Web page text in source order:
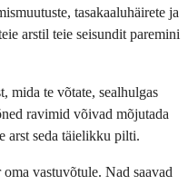
tasakaaluhäirete ja
arstil teie seisundit paremini
mida te võtate, sealhulgas
ravimid võivad mõjutada
arst seda täielikku pilti.
vastuvõtule. Nad saavad